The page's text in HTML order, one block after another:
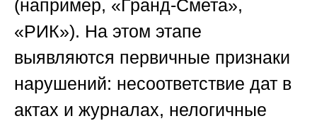
(например, «Гранд-Смета»,
«РИК»). На этом этапе
выявляются первичные признаки
нарушений: несоответствие дат в
актах и журналах, нелогичные